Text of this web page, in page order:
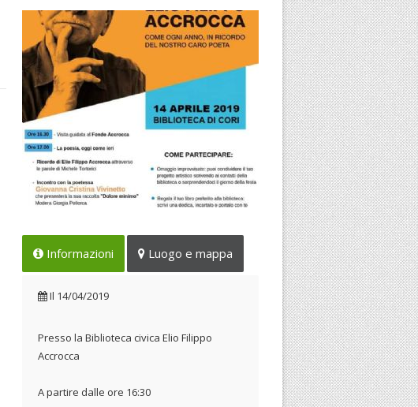
La città di Cori ricorda il suo illustre
Poeta a 96 anni dalla nascita
Il 14/04/2019
Informazioni Luogo e mappa
Il 14/04/2019
Presso la Biblioteca civica Elio Filippo
Accrocca
A partire dalle ore 16:30